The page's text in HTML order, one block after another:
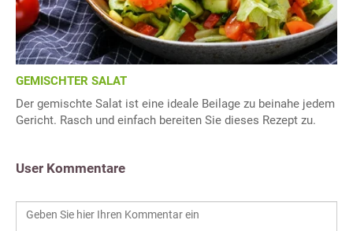
GEMISCHTER SALAT
Der gemischte Salat ist eine ideale Beilage zu beinahe jedem
Gericht. Rasch und einfach bereiten Sie dieses Rezept zu.
User Kommentare